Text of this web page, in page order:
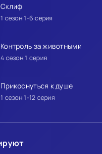
Склиф
1 сезон 1-6 серия
Контроль за животными
4 сезон 1 серия
Прикоснуться к душе
1 сезон 1-12 серия